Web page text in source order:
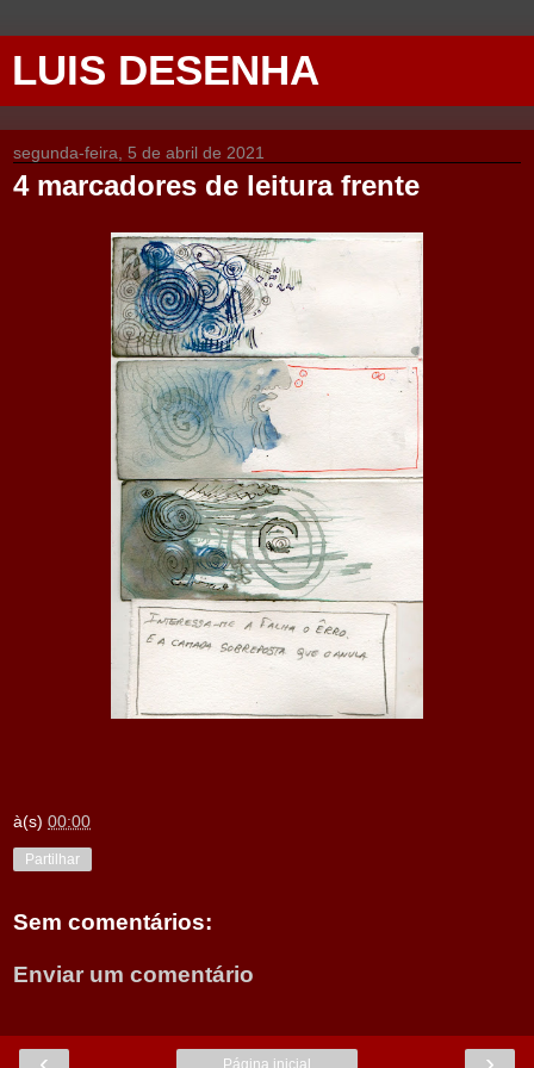
LUIS DESENHA
segunda-feira, 5 de abril de 2021
4 marcadores de leitura frente
à(s) 00:00
Partilhar
Sem comentários:
Enviar um comentário